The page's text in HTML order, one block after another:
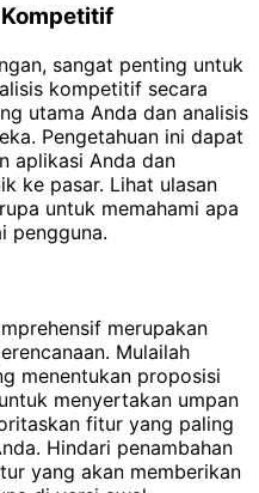
sangat penting untuk
kompetitif secara
utama Anda dan analisis
Pengetahuan ini dapat
aplikasi Anda dan
ke pasar. Lihat ulasan
untuk memahami apa
pengguna.
merupakan
Mulailah
menentukan proposisi
menyertakan umpan
fitur yang paling
Hindari penambahan
yang akan memberikan